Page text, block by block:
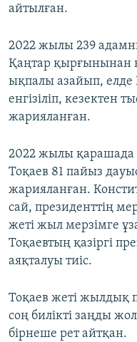
айтылған.
2022 жылы 239
Қаңтар қырғынынан
ықпалы азайып, елде
енгізіліп, кезектен
жарияланған.
2022 жылы қарашада
Тоқаев 81 пайыз
жарияланған.
сай, президенттің
жеті жыл мерзімге
Тоқаевтың қазіргі
аяқталуы тиіс.
Тоқаев жеті жылдық
соң билікті заңды
бірнеше рет айтқан.